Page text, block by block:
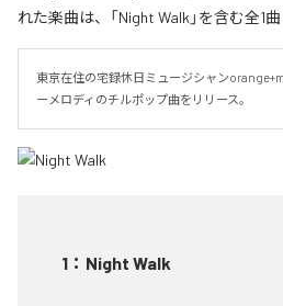
れた楽曲は、「Night Walk」を含む全1
東京在住の宅録休日ミュージシャン
ーメロディのチルポップ曲をリリース。
1 ： Night Walk